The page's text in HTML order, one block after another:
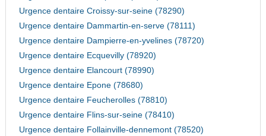
Urgence dentaire Croissy-sur-seine (78290)
Urgence dentaire Dammartin-en-serve (78111)
Urgence dentaire Dampierre-en-yvelines (78720)
Urgence dentaire Ecquevilly (78920)
Urgence dentaire Elancourt (78990)
Urgence dentaire Epone (78680)
Urgence dentaire Feucherolles (78810)
Urgence dentaire Flins-sur-seine (78410)
Urgence dentaire Follainville-dennemont (78520)